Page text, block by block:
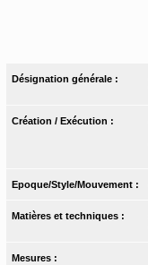
Désignation générale :
Création / Exécution :
Epoque/Style/Mouvement :
Matières et techniques :
Mesures :